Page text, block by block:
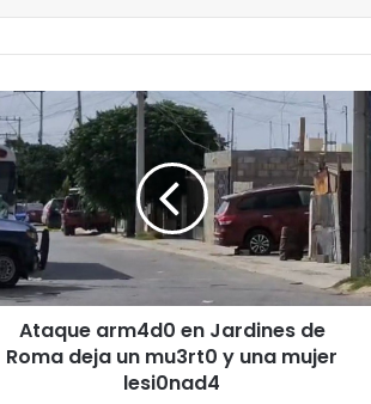
Ataque arm4d0 en Jardines de
Roma deja un mu3rt0 y una mujer
lesi0nad4